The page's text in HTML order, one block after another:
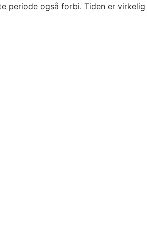
periode også forbi. Tiden er virkelig